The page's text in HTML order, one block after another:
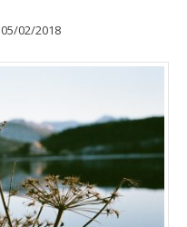
05/02/2018